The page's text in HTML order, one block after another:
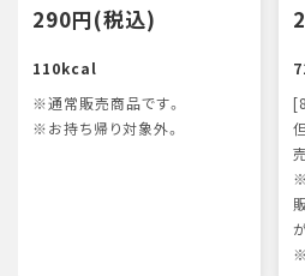
290円(税込)
110kcal
※通常販売商品です。
※お持ち帰り対象外。